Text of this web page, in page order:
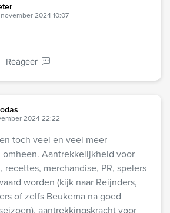
november 2024 10:07
Reageer
2024 22:22
toch veel en veel meer
omheen. Aantrekkelijkheid voor
recettes, merchandise, PR, spelers
worden (kijk naar Reijnders,
of zelfs Beukema na goed
aantrekkingskracht voor